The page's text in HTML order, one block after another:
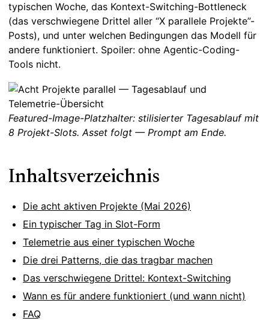
typischen Woche, das Kontext-Switching-Bottleneck
(das verschwiegene Drittel aller “X parallele Projekte”-
Posts), und unter welchen Bedingungen das Modell für
andere funktioniert. Spoiler: ohne Agentic-Coding-
Tools nicht.
Featured-Image-Platzhalter: stilisierter Tagesablauf mit
8 Projekt-Slots. Asset folgt — Prompt am Ende.
Inhaltsverzeichnis
Die acht aktiven Projekte (Mai 2026)
Ein typischer Tag in Slot-Form
Telemetrie aus einer typischen Woche
Die drei Patterns, die das tragbar machen
Das verschwiegene Drittel: Kontext-Switching
Wann es für andere funktioniert (und wann nicht)
FAQ